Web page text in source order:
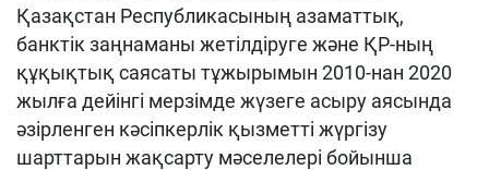
Қазақстан Республикасының азаматтық,
банктік заңнаманы жетілдіруге және ҚР-ның
құқықтық саясаты тұжырымын 2010-нан 2020
жылға дейінгі мерзімде жүзеге асыру аясында
әзірленген кәсіпкерлік қызметті жүргізу
шарттарын жақсарту мәселелері бойынша